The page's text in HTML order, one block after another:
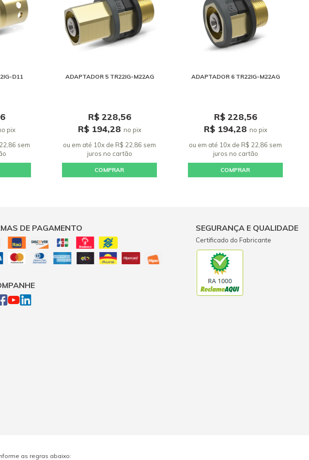
D11
pix
sem
ADAPTADOR 5 TR22IG-M22AG
R$ 228,56
R$ 194,28 no pix
ou em até 10x de R$ 22,86 sem
juros no cartão
COMPRAR
ADAPTADOR 6 TR22IG-M22AG
R$ 228,56
R$ 194,28 no pix
ou em até 10x de R$ 22,86 sem
juros no cartão
COMPRAR
DE PAGAMENTO SEGURANÇA E QUALIDADE
Certificado do Fabricante
as regras abaixo: